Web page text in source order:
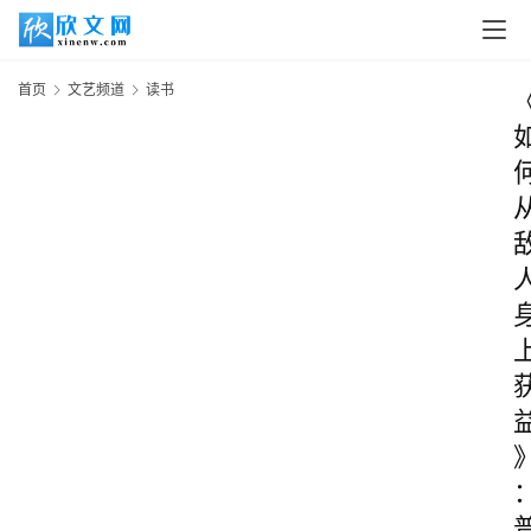
首页 文艺频道 读书